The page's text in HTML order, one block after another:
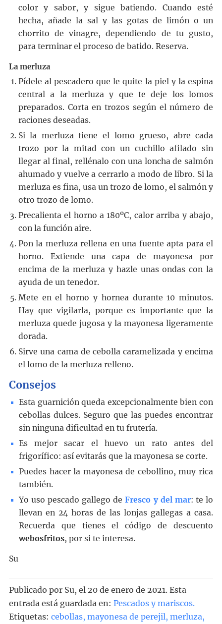
color y sabor, y sigue batiendo. Cuando esté
hecha, añade la sal y las gotas de limón o un
chorrito de vinagre, dependiendo de tu gusto,
para terminar el proceso de batido. Reserva.
La merluza
Pídele al pescadero que le quite la piel y la espina
central a la merluza y que te deje los lomos
preparados. Corta en trozos según el número de
raciones deseadas.
Si la merluza tiene el lomo grueso, abre cada
trozo por la mitad con un cuchillo afilado sin
llegar al final, rellénalo con una loncha de salmón
ahumado y vuelve a cerrarlo a modo de libro. Si la
merluza es fina, usa un trozo de lomo, el salmón y
otro trozo de lomo.
Precalienta el horno a 180ºC, calor arriba y abajo,
con la función aire.
Pon la merluza rellena en una fuente apta para el
horno. Extiende una capa de mayonesa por
encima de la merluza y hazle unas ondas con la
ayuda de un tenedor.
Mete en el horno y hornea durante 10 minutos.
Hay que vigilarla, porque es importante que la
merluza quede jugosa y la mayonesa ligeramente
dorada.
Sirve una cama de cebolla caramelizada y encima
el lomo de la merluza relleno.
Consejos
Esta guarnición queda excepcionalmente bien con
cebollas dulces. Seguro que las puedes encontrar
sin ninguna dificultad en tu frutería.
Es mejor sacar el huevo un rato antes del
frigorífico: así evitarás que la mayonesa se corte.
Puedes hacer la mayonesa de cebollino, muy rica
también.
Yo uso pescado gallego deFresco y del mar: te lo
llevan en 24 horas de las lonjas gallegas a casa.
Recuerda que tienes el código de descuento
webosfritos, por si te interesa.
Su
Publicado por Su, el 20 de enero de 2021. Esta
entrada está guardada en: Pescados y mariscos.
Etiquetas: cebollas, mayonesa de perejil, merluza,